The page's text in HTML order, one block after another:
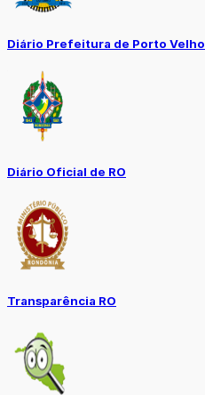
Diário Prefeitura de Porto Velho
Diário Oficial de RO
Transparência RO